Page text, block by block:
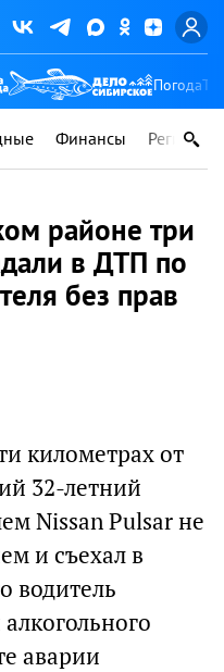
Погода
Финансы Регионы
районе три
в ДТП по
без прав
километрах от
32-летний
Nissan Pulsar не
и съехал в
водитель
аварии